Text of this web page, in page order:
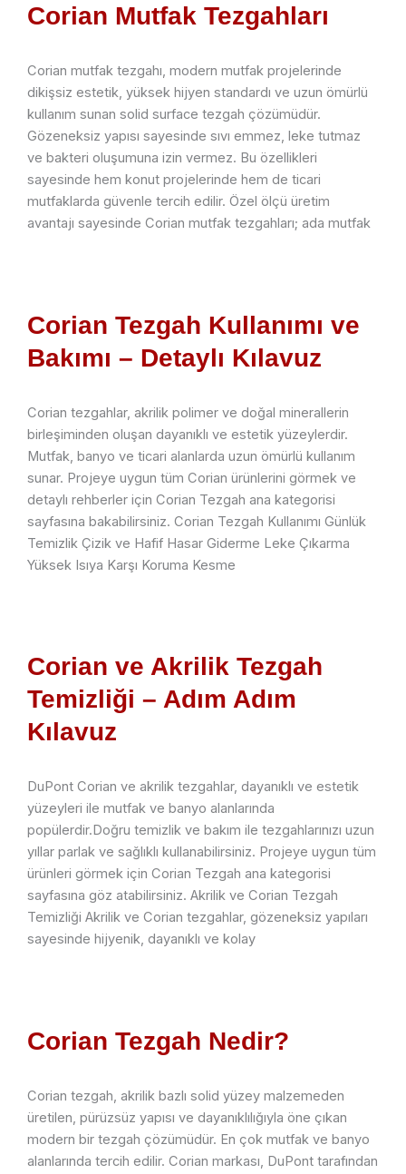
Corian Mutfak Tezgahları
Corian mutfak tezgahı, modern mutfak projelerinde
dikişsiz estetik, yüksek hijyen standardı ve uzun ömürlü
kullanım sunan solid surface tezgah çözümüdür.
Gözeneksiz yapısı sayesinde sıvı emmez, leke tutmaz
ve bakteri oluşumuna izin vermez. Bu özellikleri
sayesinde hem konut projelerinde hem de ticari
mutfaklarda güvenle tercih edilir. Özel ölçü üretim
avantajı sayesinde Corian mutfak tezgahları; ada mutfak
Corian Tezgah Kullanımı ve
Bakımı – Detaylı Kılavuz
Corian tezgahlar, akrilik polimer ve doğal minerallerin
birleşiminden oluşan dayanıklı ve estetik yüzeylerdir.
Mutfak, banyo ve ticari alanlarda uzun ömürlü kullanım
sunar. Projeye uygun tüm Corian ürünlerini görmek ve
detaylı rehberler için Corian Tezgah ana kategorisi
sayfasına bakabilirsiniz. Corian Tezgah Kullanımı Günlük
Temizlik Çizik ve Hafif Hasar Giderme Leke Çıkarma
Yüksek Isıya Karşı Koruma Kesme
Corian ve Akrilik Tezgah
Temizliği – Adım Adım
Kılavuz
DuPont Corian ve akrilik tezgahlar, dayanıklı ve estetik
yüzeyleri ile mutfak ve banyo alanlarında
popülerdir.Doğru temizlik ve bakım ile tezgahlarınızı uzun
yıllar parlak ve sağlıklı kullanabilirsiniz. Projeye uygun tüm
ürünleri görmek için Corian Tezgah ana kategorisi
sayfasına göz atabilirsiniz. Akrilik ve Corian Tezgah
Temizliği Akrilik ve Corian tezgahlar, gözeneksiz yapıları
sayesinde hijyenik, dayanıklı ve kolay
Corian Tezgah Nedir?
Corian tezgah, akrilik bazlı solid yüzey malzemeden
üretilen, pürüzsüz yapısı ve dayanıklılığıyla öne çıkan
modern bir tezgah çözümüdür. En çok mutfak ve banyo
alanlarında tercih edilir. Corian markası, DuPont tarafından